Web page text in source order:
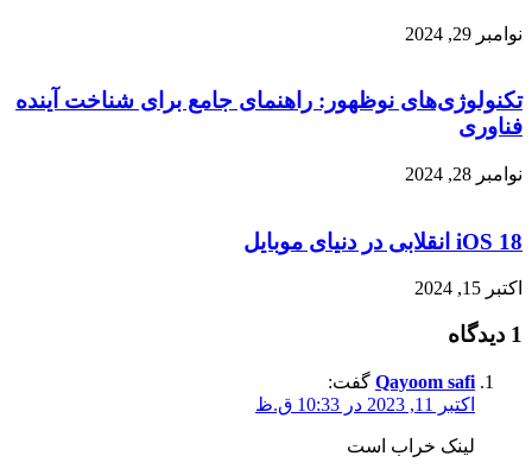
نوامبر 29, 2024
تکنولوژی‌های نوظهور: راهنمای جامع برای شناخت آینده
فناوری
نوامبر 28, 2024
iOS 18 انقلابی در دنیای موبایل
اکتبر 15, 2024
1 دیدگاه
Qayoom safi گفت:
اکتبر 11, 2023 در 10:33 ق.ظ
لینک خراب است